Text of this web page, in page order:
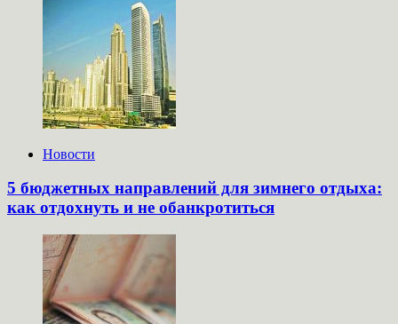
Новости
5 бюджетных направлений для зимнего отдыха:
как отдохнуть и не обанкротиться